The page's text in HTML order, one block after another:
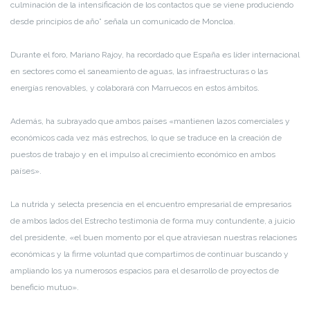
culminación de la intensificación de los contactos que se viene produciendo
desde principios de año” señala un comunicado de Moncloa.
Durante el foro, Mariano Rajoy, ha recordado que España es líder internacional
en sectores como el saneamiento de aguas, las infraestructuras o las
energías renovables, y colaborará con Marruecos en estos ámbitos.
Además, ha subrayado que ambos países «mantienen lazos comerciales y
económicos cada vez más estrechos, lo que se traduce en la creación de
puestos de trabajo y en el impulso al crecimiento económico en ambos
países».
La nutrida y selecta presencia en el encuentro empresarial de empresarios
de ambos lados del Estrecho testimonia de forma muy contundente, a juicio
del presidente, «el buen momento por el que atraviesan nuestras relaciones
económicas y la firme voluntad que compartimos de continuar buscando y
ampliando los ya numerosos espacios para el desarrollo de proyectos de
beneficio mutuo».